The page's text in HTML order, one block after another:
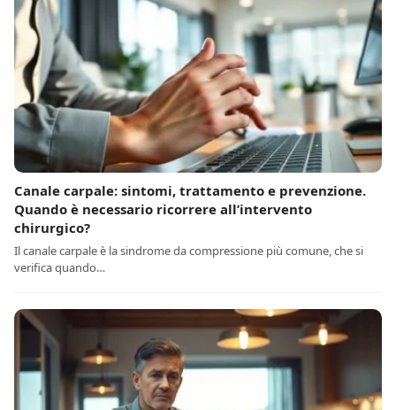
Canale carpale: sintomi, trattamento e prevenzione.
Quando è necessario ricorrere all’intervento
chirurgico?
Il canale carpale è la sindrome da compressione più comune, che si
verifica quando…